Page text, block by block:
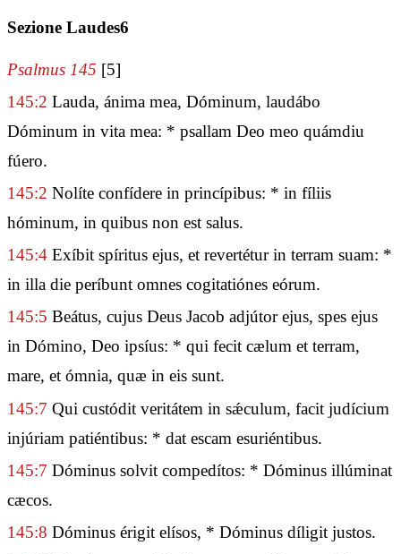
Sezione Laudes6
Psalmus 145 [5]
145:2 Lauda, ánima mea, Dóminum, laudábo
Dóminum in vita mea: * psallam Deo meo quámdiu
fúero.
145:2 Nolíte confídere in princípibus: * in fíliis
hóminum, in quibus non est salus.
145:4 Exíbit spíritus ejus, et revertétur in terram suam: *
in illa die períbunt omnes cogitatiónes eórum.
145:5 Beátus, cujus Deus Jacob adjútor ejus, spes ejus
in Dómino, Deo ipsíus: * qui fecit cælum et terram,
mare, et ómnia, quæ in eis sunt.
145:7 Qui custódit veritátem in sǽculum, facit judícium
injúriam patiéntibus: * dat escam esuriéntibus.
145:7 Dóminus solvit compedítos: * Dóminus illúminat
cæcos.
145:8 Dóminus érigit elísos, * Dóminus díligit justos.